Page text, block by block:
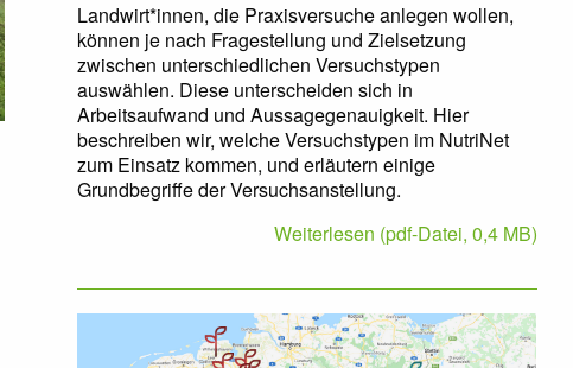
Landwirt*innen, die Praxisversuche anlegen wollen,
können je nach Fragestellung und Zielsetzung
zwischen unterschiedlichen Versuchstypen
auswählen. Diese unterscheiden sich in
Arbeitsaufwand und Aussagegenauigkeit. Hier
beschreiben wir, welche Versuchstypen im NutriNet
zum Einsatz kommen, und erläutern einige
Grundbegriffe der Versuchsanstellung.
Weiterlesen (pdf-Datei, 0,4 MB)